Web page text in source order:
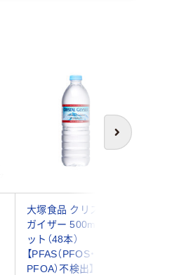
次へ
大塚食品 クリスタル
ガイザー 500ml 1セ
ット（48本）
【PFAS（PFOS・
PFOA）不検出】